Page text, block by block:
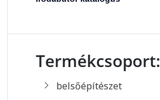
Termékcsoport:
belsőépítészet